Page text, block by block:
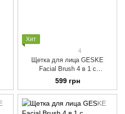
Хит
4
Щетка для лица GESKE
Facial Brush 4 в 1 с
держателем, purple
599 грн